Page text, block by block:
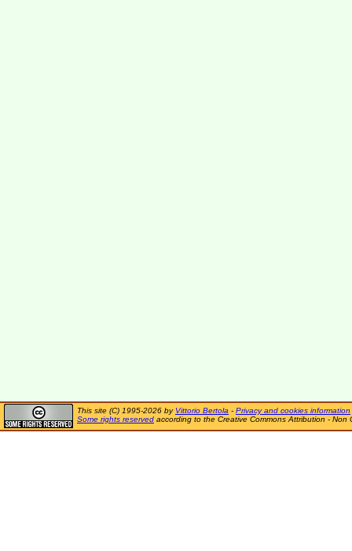
This site (C) 1995-2026 by Vittorio Bertola - Privacy and cookies information
Some rights reserved according to the Creative Commons Attribution - Non